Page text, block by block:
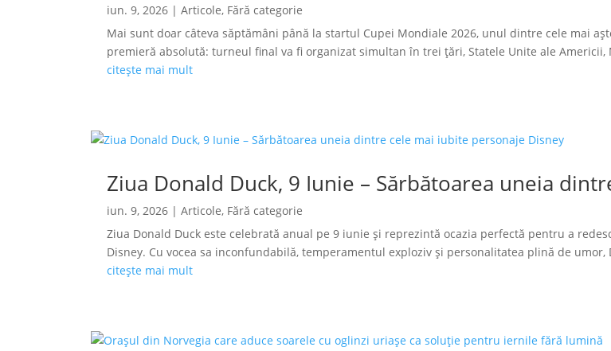
iun. 9, 2026 |Articole, Fără categorie
Mai sunt doar câteva săptămâni până la startul Cupei Mondiale 2026, unul dintre cele mai
premieră absolută: turneul final va fi organizat simultan în trei țări, Statele Unite ale Americii,
citește mai mult
Ziua Donald Duck, 9 Iunie – Sărbătoarea uneia
iun. 9, 2026 |Articole, Fără categorie
Ziua Donald Duck este celebrată anual pe 9 iunie și reprezintă ocazia perfectă pentru a
Disney. Cu vocea sa inconfundabilă, temperamentul exploziv și personalitatea plină de umor,
citește mai mult